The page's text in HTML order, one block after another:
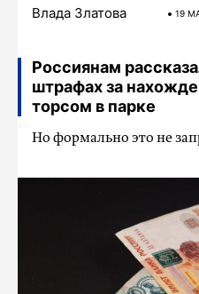
Влада Златова 19
Россиянам
штрафах за
торсом в парке
Но формально это не